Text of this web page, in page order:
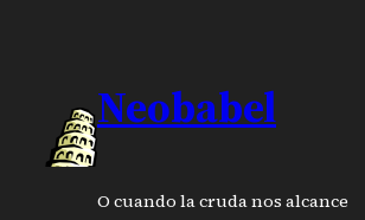
Neobabel
O cuando la cruda nos alcance